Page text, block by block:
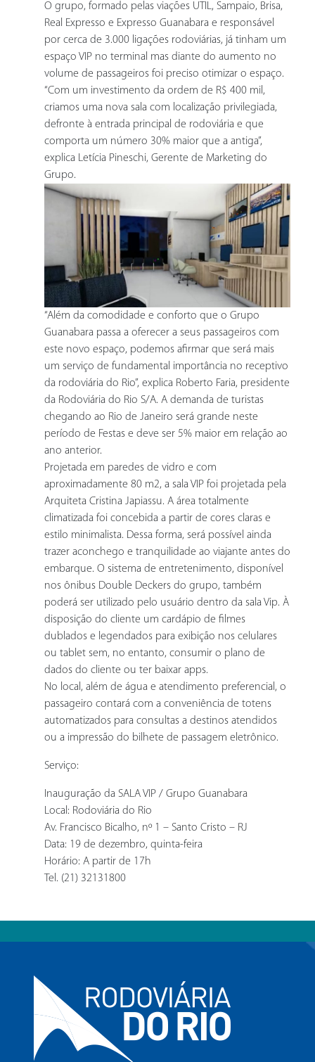
O grupo, formado pelas viações UTIL, Sampaio, Brisa,
Real Expresso e Expresso Guanabara e responsável
por cerca de 3.000 ligações rodoviárias, já tinham um
espaço VIP no terminal mas diante do aumento no
volume de passageiros foi preciso otimizar o espaço.
“Com um investimento da ordem de R$ 400 mil,
criamos uma nova sala com localização privilegiada,
defronte à entrada principal de rodoviária e que
comporta um número 30% maior que a antiga”,
explica Letícia Pineschi, Gerente de Marketing do
Grupo.
“Além da comodidade e conforto que o Grupo
Guanabara passa a oferecer a seus passageiros com
este novo espaço, podemos afirmar que será mais
um serviço de fundamental importância no receptivo
da rodoviária do Rio”, explica Roberto Faria, presidente
da Rodoviária do Rio S/A. A demanda de turistas
chegando ao Rio de Janeiro será grande neste
período de Festas e deve ser 5% maior em relação ao
ano anterior.
Projetada em paredes de vidro e com
aproximadamente 80 m2, a sala VIP foi projetada pela
Arquiteta Cristina Japiassu. A área totalmente
climatizada foi concebida a partir de cores claras e
estilo minimalista. Dessa forma, será possível ainda
trazer aconchego e tranquilidade ao viajante antes do
embarque. O sistema de entretenimento, disponível
nos ônibus Double Deckers do grupo, também
poderá ser utilizado pelo usuário dentro da sala Vip. À
disposição do cliente um cardápio de filmes
dublados e legendados para exibição nos celulares
ou tablet sem, no entanto, consumir o plano de
dados do cliente ou ter baixar apps.
No local, além de água e atendimento preferencial, o
passageiro contará com a conveniência de totens
automatizados para consultas a destinos atendidos
ou a impressão do bilhete de passagem eletrônico.
Serviço:
Inauguração da SALA VIP / Grupo Guanabara
Local: Rodoviária do Rio
Av. Francisco Bicalho, nº 1 – Santo Cristo – RJ
Data: 19 de dezembro, quinta-feira
Horário: A partir de 17h
Tel. (21) 32131800